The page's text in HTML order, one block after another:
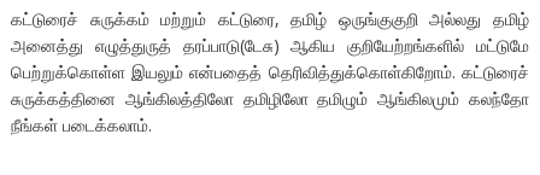
கட்டுரைச் சுருக்கம் மற்றும் கட்டுரை, தமிழ் ஒருங்குகுறி அல்லது தமிழ்
அனைத்து எழுத்துருத் தரப்பாடு(டேசு) ஆகிய குறியேற்றங்களில் மட்டுமே
பெற்றுக்கொள்ள இயலும் என்பதைத் தெரிவித்துக்கொள்கிறோம். கட்டுரைச்
சுருக்கத்தினை ஆங்கிலத்திலோ தமிழிலோ தமிழும் ஆங்கிலமும் கலந்தோ
நீங்கள் படைக்கலாம்.